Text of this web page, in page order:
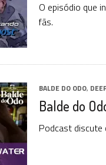
O episódio que
fãs.
BALDE DO ODO,
Balde do
Podcast discute